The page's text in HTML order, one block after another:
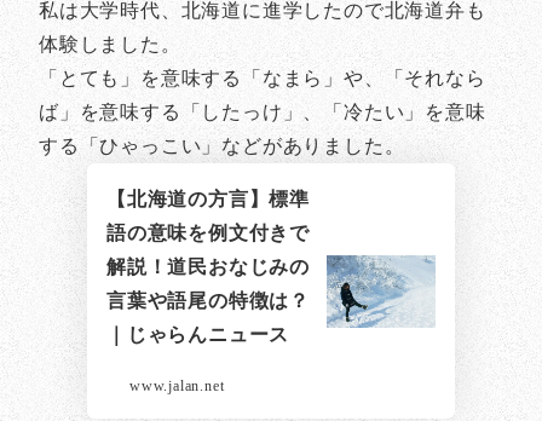
私は大学時代、北海道に進学したので北海道弁も
体験しました。
「とても」を意味する「なまら」や、「それなら
ば」を意味する「したっけ」、「冷たい」を意味
する「ひゃっこい」などがありました。
【北海道の方言】標準
語の意味を例文付きで
解説！道民おなじみの
言葉や語尾の特徴は？
｜じゃらんニュース
www.jalan.net